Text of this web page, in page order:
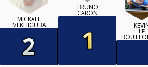
MICKAEL
MEKHIOUBA
BRUNO
CARON
LE